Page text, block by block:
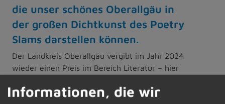
die unser schönes Oberallgäu in
der großen Dichtkunst des Poetry
Slams darstellen können.
Der Landkreis Oberallgäu vergibt im Jahr 2024
wieder einen Preis im Bereich Literatur – hier
Informationen, die wir